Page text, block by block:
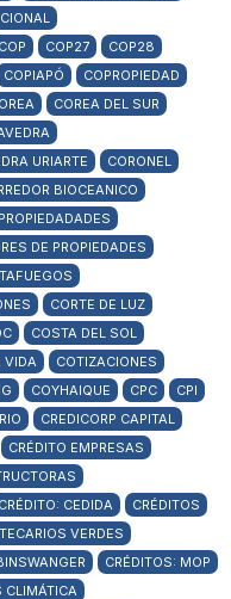
COP COP27
COP28
COPIAPÓ
COPROPIEDAD
COREA DEL SUR
URIARTE
CORONEL
BIOCEANICO
DE PROPIEDADES
CORTE DE LUZ
COSTA DEL SOL
VIDA
COTIZACIONES
COYHAIQUE CPC
CPI
CREDICORP CAPITAL
CRÉDITO EMPRESAS
CRÉDITO: CEDIDA
CRÉDITOS
VERDES
CRÉDITOS: MOP
CLIMÁTICA